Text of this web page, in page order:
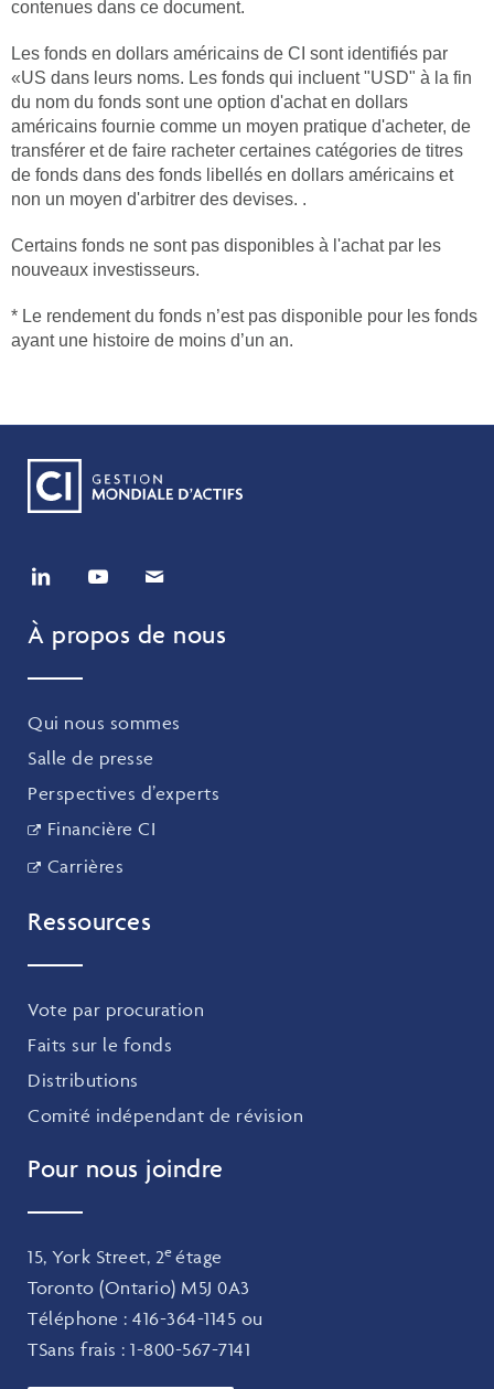
contenues dans ce document.
Les fonds en dollars américains de CI sont identifiés par
«US dans leurs noms. Les fonds qui incluent "USD" à la fin
du nom du fonds sont une option d'achat en dollars
américains fournie comme un moyen pratique d'acheter, de
transférer et de faire racheter certaines catégories de titres
de fonds dans des fonds libellés en dollars américains et
non un moyen d'arbitrer des devises. .
Certains fonds ne sont pas disponibles à l'achat par les
nouveaux investisseurs.
* Le rendement du fonds n’est pas disponible pour les fonds
ayant une histoire de moins d’un an.
À propos de nous
Qui nous sommes
Salle de presse
Perspectives d’experts
Financière CI
Carrières
Ressources
Vote par procuration
Faits sur le fonds
Distributions
Comité indépendant de révision
Pour nous joindre
15, York Street, 2eétage
Toronto (Ontario) M5J 0A3
Téléphone : 416-364-1145 ou
TSans frais : 1-800-567-7141